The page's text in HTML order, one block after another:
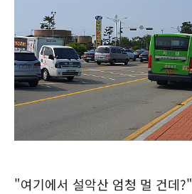
"여기에서 설악산 엄청 멀 건데?"